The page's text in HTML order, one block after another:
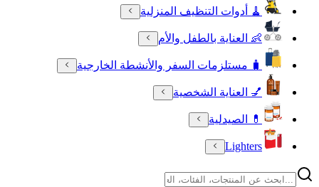
🧹 أدوات التنظيف المنزلية
👶 العناية بالطفل والأم
🧳 مستلزمات السفر والأنشطة الخارجية
💅 العناية الشخصية
💊 الصيدلية
Lighters